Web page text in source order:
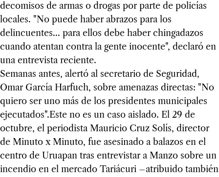
decomisos de armas o drogas por parte de policías
locales. "No puede haber abrazos para los
delincuentes... para ellos debe haber chingadazos
cuando atentan contra la gente inocente", declaró en
una entrevista reciente.
Semanas antes, alertó al secretario de Seguridad,
Omar García Harfuch, sobre amenazas directas: "No
quiero ser uno más de los presidentes municipales
ejecutados".Este no es un caso aislado. El 29 de
octubre, el periodista Mauricio Cruz Solís, director
de Minuto x Minuto, fue asesinado a balazos en el
centro de Uruapan tras entrevistar a Manzo sobre un
incendio en el mercado Tariácuri –atribuido también